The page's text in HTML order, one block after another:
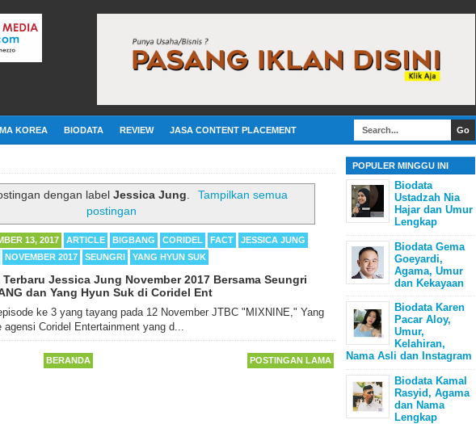
KOREA BIODATA REVIEW JASA CONTENT PLACEMENT
dengan labelJessica Jung.
Tampilkan semua
postingan
13, 2017 ARTICLE BIGBANG CORIDEL FACT
JESSICA JUNG
NOVEMBER 2017 SEUNGRI YANG HYUN SUK
Terbaru Jessica Jung November 2017 Bersama Seungri
dan Yang Hyun Suk di Coridel Ent
ke 3 yang tayang pada 12 November JTBC "MIXNINE," Yang
Coridel Entertainment yang d...
POSTINGAN LAMA
BERANDA
POPULER MINGGU INI
Biodata
Ustadzah Nia
Hajar dan Umur
Lengkap
Biodata Gema
Goeyardi,
Agama, Umur
dan Kekayaan
Biodata Karen
Pacar Aloy,
Umur,
Kelahiran,
Nama Asli dan Instagram
Biodata Kamal
Rasyid, Agama
dan Nama
Lengkap